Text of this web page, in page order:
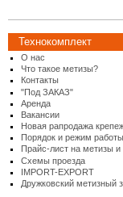
Технокомплект
О нас
Что такое метизы?
Контакты
"Под ЗАКАЗ"
Аренда
Вакансии
Новая рапродажа
Порядок и режим работы
Прайс-лист на метизы и
Схемы проезда
IMPORT-EXPORT
Дружковский метизный